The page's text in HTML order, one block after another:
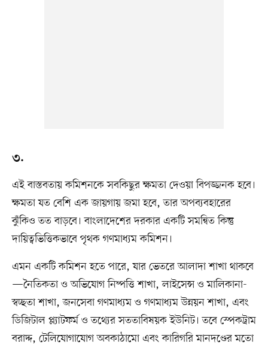
৩.
এই বাস্তবতায় কমিশনকে সবকিছুর ক্ষমতা দেওয়া বিপজ্জনক হবে।
ক্ষমতা যত বেশি এক জায়গায় জমা হবে, তার অপব্যবহারের
ঝুঁকিও তত বাড়বে। বাংলাদেশের দরকার একটি সমন্বিত কিন্তু
দায়িত্বভিত্তিকভাবে পৃথক গণমাধ্যম কমিশন।
এমন একটি কমিশন হতে পারে, যার ভেতরে আলাদা শাখা থাকবে
—নৈতিকতা ও অভিযোগ নিষ্পত্তি শাখা, লাইসেন্স ও মালিকানা-
স্বচ্ছতা শাখা, জনসেবা গণমাধ্যম ও গণমাধ্যম উন্নয়ন শাখা, এবং
ডিজিটাল প্ল্যাটফর্ম ও তথ্যের সততাবিষয়ক ইউনিট। তবে স্পেকট্রাম
বরাদ্দ, টেলিযোগাযোগ অবকাঠামো এবং কারিগরি মানদণ্ডের মতো